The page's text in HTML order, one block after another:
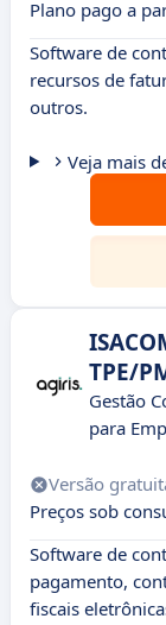
Plano pago a
Software de
recursos de
outros.
Veja mais
TPE/
Gestão
para
Versão
Preços sob
Software de
pagamento,
fiscais